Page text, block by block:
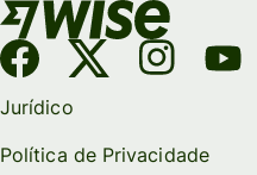
Jurídico
Política de Privacidade